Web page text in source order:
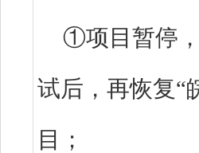
①项目暂停
试后，再恢复“
目；